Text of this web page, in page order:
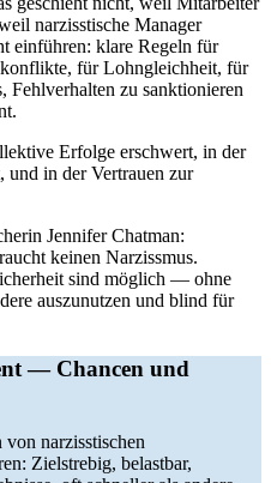
narzisstische Manager
einführen: klare Regeln für
für Lohngleichheit, für
Fehlverhalten zu sanktionieren
Erfolge erschwert, in der
und in der Vertrauen zur
Jennifer Chatman:
keinen Narzissmus.
sind möglich — ohne
auszunutzen und blind für
— Chancen und
narzisstischen
Zielstrebig, belastbar,